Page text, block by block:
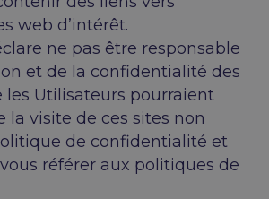
web d’intérêt.
ne pas être responsable
et de la confidentialité des
les Utilisateurs pourraient
la visite de ces sites non
de confidentialité et
référer aux politiques de